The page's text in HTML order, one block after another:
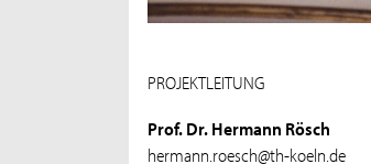
PROJEKTLEITUNG
Prof. Dr. Hermann Rösch
hermann.roesch@th-koeln.de